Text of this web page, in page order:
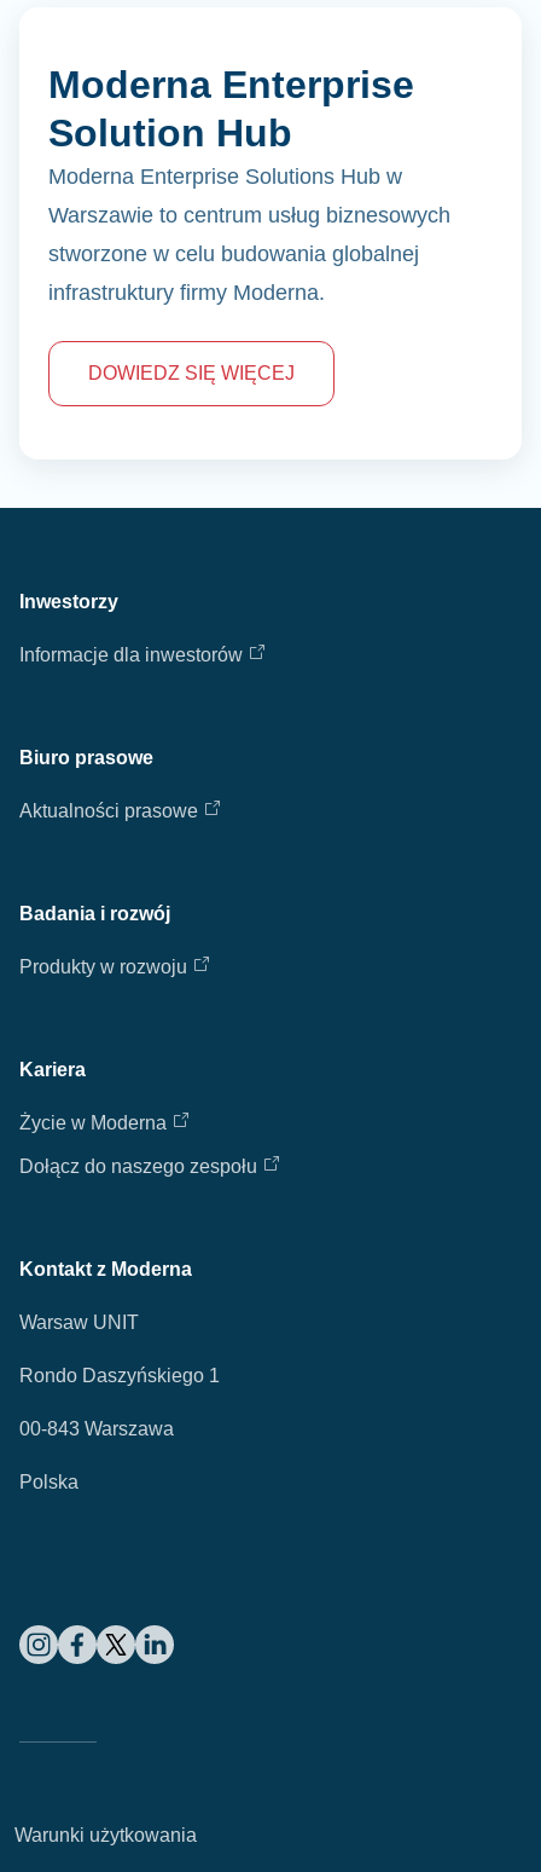
Moderna Enterprise
Solution Hub
Moderna Enterprise Solutions Hub w
Warszawie to centrum usług biznesowych
stworzone w celu budowania globalnej
infrastruktury firmy Moderna.
DOWIEDZ SIĘ WIĘCEJ
Inwestorzy
Informacje dla inwestorów
Biuro prasowe
Aktualności prasowe
Badania i rozwój
Produkty w rozwoju
Kariera
Życie w Moderna
Dołącz do naszego zespołu
Kontakt z Moderna
Warsaw UNIT
Rondo Daszyńskiego 1
00-843 Warszawa
Polska
Warunki użytkowania